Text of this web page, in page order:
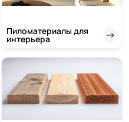
Пиломатериалы для
интерьера